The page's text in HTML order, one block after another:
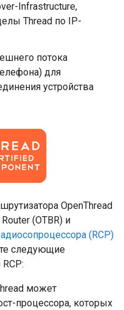
Infrastructure,
Thread по IP-
потока
для
устройства
OpenThread
(OTBR) и
(RCP)
следующие
может
процессора, которых